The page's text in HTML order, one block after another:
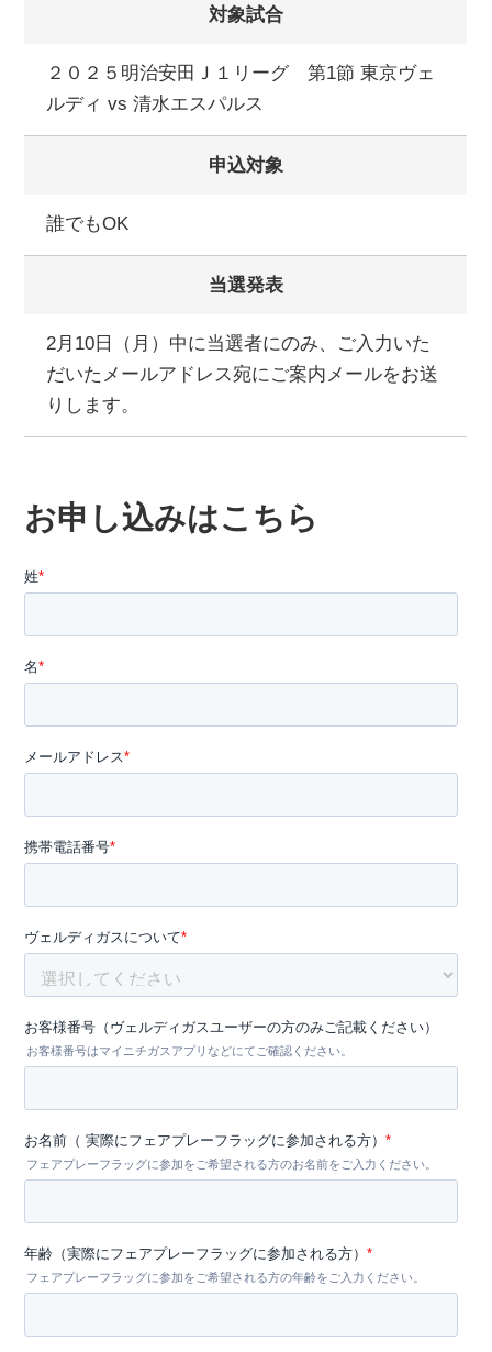
対象試合
２０２５明治安田Ｊ１リーグ 第1節 東京ヴェ
ルディ vs 清水エスパルス
申込対象
誰でもOK
当選発表
2月10日（月）中に当選者にのみ、ご入力いた
だいたメールアドレス宛にご案内メールをお送
りします。
お申し込みはこちら